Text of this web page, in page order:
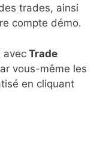
trades, ainsi
compte démo.
avec Trade
vous-même les
en cliquant